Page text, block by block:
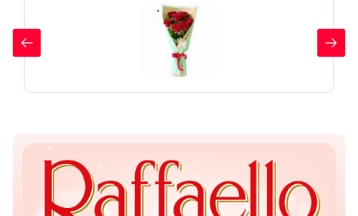
Цветы дочери
Цветы сестре
Показать еще